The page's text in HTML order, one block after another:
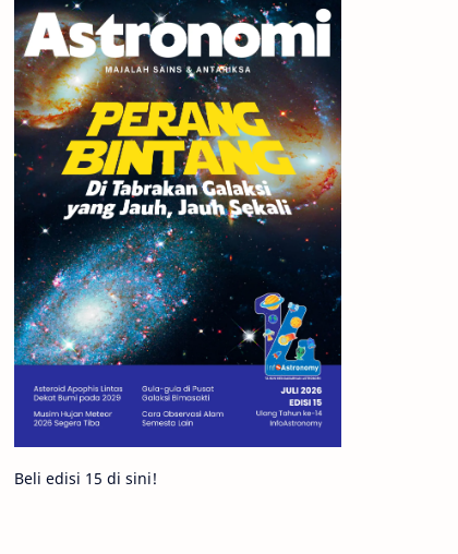
Nebula Sponsored
Matahari Mars
Planet Katai Featured
GMT 2016 History
Hoax Bima Sakti
Meteor Gerhana
Komet ISON Jupiter
Planet Kerdil Bumi
Pengetahuan Berita
Beli edisi 15 di sini!